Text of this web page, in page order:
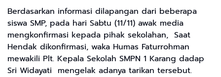
Berdasarkan informasi dilapangan dari beberapa
siswa SMP, pada hari Sabtu (11/11) awak media
mengkonfirmasi kepada pihak sekolahan, Saat
Hendak dikonfirmasi, waka Humas Faturrohman
mewakili Plt. Kepala Sekolah SMPN 1 Karang dadap
Sri Widayati mengelak adanya tarikan tersebut.